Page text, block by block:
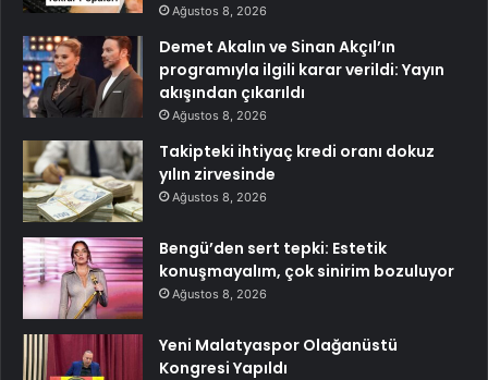
Ağustos 8, 2026
Demet Akalın ve Sinan Akçıl’ın
programıyla ilgili karar verildi: Yayın
akışından çıkarıldı
Ağustos 8, 2026
Takipteki ihtiyaç kredi oranı dokuz
yılın zirvesinde
Ağustos 8, 2026
Bengü’den sert tepki: Estetik
konuşmayalım, çok sinirim bozuluyor
Ağustos 8, 2026
Yeni Malatyaspor Olağanüstü
Kongresi Yapıldı